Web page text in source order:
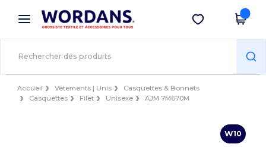
× Appli Wordans
Meilleurs prix sur l’app !
Obtenir l'appli
Accueil Vêtements | Unis
Casquettes & Bonnets
Casquettes
Filet Unisexe AJM 7M670M
W10